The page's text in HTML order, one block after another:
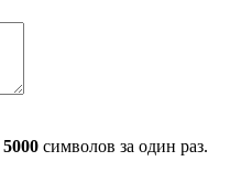
5000 символов за один раз.